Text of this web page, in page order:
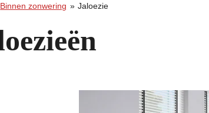
Binnen zonwering » Jaloezie